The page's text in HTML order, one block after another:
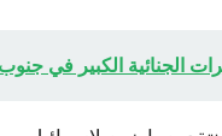
الجنائية الكبير في